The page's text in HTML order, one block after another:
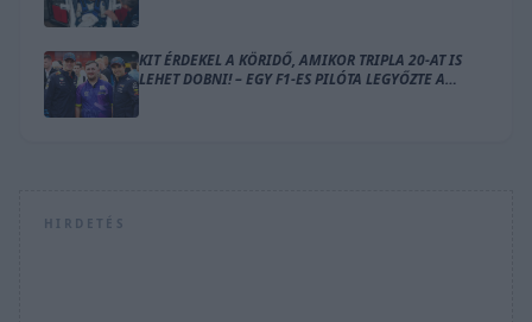
KIT ÉRDEKEL A KÖRIDŐ, AMIKOR TRIPLA 20-AT IS
LEHET DOBNI! – EGY F1-ES PILÓTA LEGYŐZTE A
HIRDETÉS